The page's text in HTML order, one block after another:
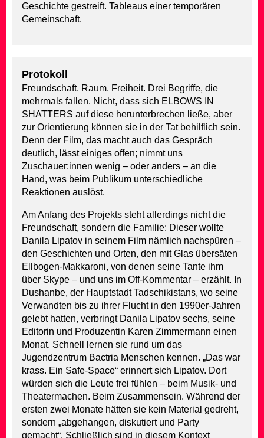
Geschichte gestreift. Tableaus einer temporären
Gemeinschaft.
Protokoll
Freundschaft. Raum. Freiheit. Drei Begriffe, die
mehrmals fallen. Nicht, dass sich ELBOWS IN
SHATTERS auf diese herunterbrechen ließe, aber
zur Orientierung können sie in der Tat behilflich sein.
Denn der Film, das macht auch das Gespräch
deutlich, lässt einiges offen; nimmt uns
Zuschauer:innen wenig – oder anders – an die
Hand, was beim Publikum unterschiedliche
Reaktionen auslöst.
Am Anfang des Projekts steht allerdings nicht die
Freundschaft, sondern die Familie: Dieser wollte
Danila Lipatov in seinem Film nämlich nachspüren –
den Geschichten und Orten, den mit Glas übersäten
Ellbogen-Makkaroni, von denen seine Tante ihm
über Skype – und uns im Off-Kommentar – erzählt. In
Dushanbe, der Hauptstadt Tadschikistans, wo seine
Verwandten bis zu ihrer Flucht in den 1990er-Jahren
gelebt hatten, verbringt Danila Lipatov sechs, seine
Editorin und Produzentin Karen Zimmermann einen
Monat. Schnell lernen sie rund um das
Jugendzentrum Bactria Menschen kennen. „Das war
krass. Ein Safe-Space“ erinnert sich Lipatov. Dort
würden sich die Leute frei fühlen – beim Musik- und
Theatermachen. Beim Zusammensein. Während der
ersten zwei Monate hätten sie kein Material gedreht,
sondern „abgehangen, diskutiert und Party
gemacht“. Schließlich sind in diesem Kontext